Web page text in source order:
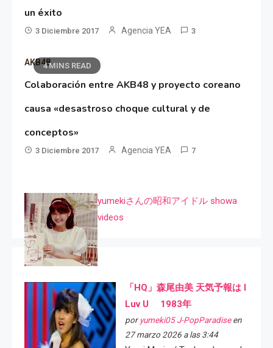
un éxito
3 Diciembre 2017 Agencia YEA 3
4 MINS READ
AKB48
Colaboración entre AKB48 y proyecto coreano
causa «desastroso choque cultural y de
conceptos»
3 Diciembre 2017 Agencia YEA 7
yumekiさんの昭和アイドル showa
videos
「HQ」森尾由美 天気予報は I
Luv U 1983年
por yumeki05 J-PopParadiseen
27 marzo 2026 a las 3:44